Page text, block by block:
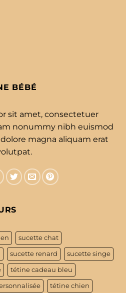
BÉBÉ
sit amet, consectetuer
nonummy nibh euismod
magna aliquam erat
sucette chat
sucette renard sucette singe
tétine cadeau bleu
tétine chien